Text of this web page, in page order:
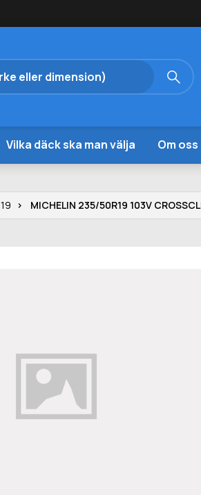
Vilka däck ska man välja Om
19 MICHELIN 235/50R19 103V